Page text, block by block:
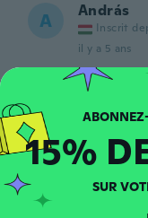
A András
Inscrit
il y a 5 ans
J Inscrit
il y a 5 ans
A Antonio
15%
SUR